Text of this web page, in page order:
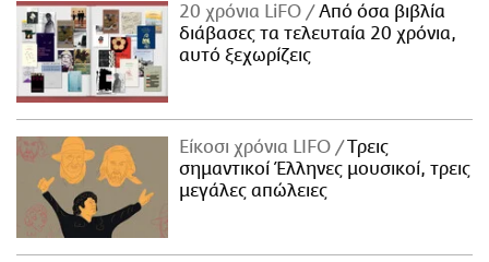
20 χρόνια LiFO
Από όσα βιβλία
διάβασες τα τελευταία 20 χρόνια,
αυτό ξεχωρίζεις
Είκοσι χρόνια LIFO
Tρεις
σημαντικοί Έλληνες μουσικοί, τρεις
μεγάλες απώλειες